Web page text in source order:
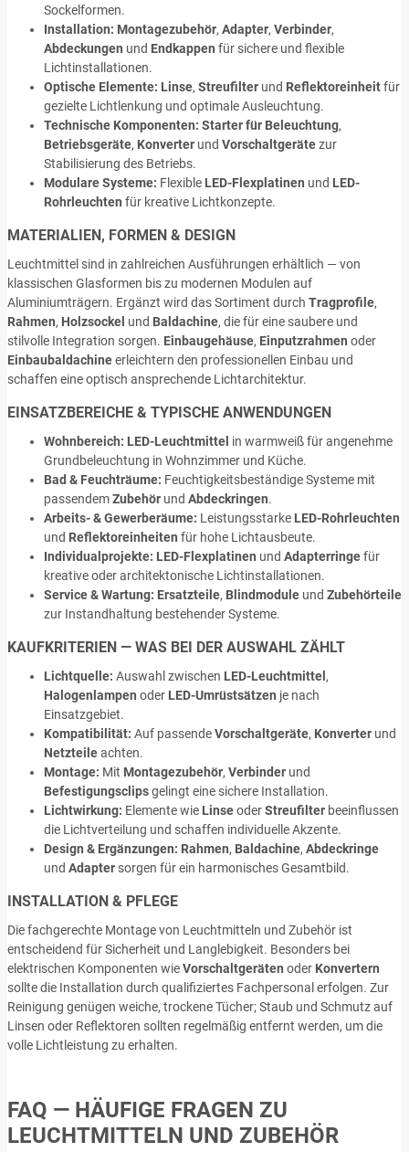
Sockelformen.
Installation: Montagezubehör, Adapter, Verbinder,
Abdeckungen und Endkappen für sichere und flexible
Lichtinstallationen.
Optische Elemente: Linse, Streufilter und Reflektoreinheitfür
gezielte Lichtlenkung und optimale Ausleuchtung.
Technische Komponenten: Starter für Beleuchtung,
Betriebsgeräte, Konverter und Vorschaltgerätezur
Stabilisierung des Betriebs.
Modulare Systeme: Flexible LED-Flexplatinen und LED-
Rohrleuchten für kreative Lichtkonzepte.
MATERIALIEN, FORMEN & DESIGN
Leuchtmittel sind in zahlreichen Ausführungen erhältlich — von
klassischen Glasformen bis zu modernen Modulen auf
Aluminiumträgern. Ergänzt wird das Sortiment durch Tragprofile,
Rahmen, Holzsockel und Baldachine, die für eine saubere und
stilvolle Integration sorgen. Einbaugehäuse, Einputzrahmen oder
Einbaubaldachineerleichtern den professionellen Einbau und
schaffen eine optisch ansprechende Lichtarchitektur.
EINSATZBEREICHE & TYPISCHE ANWENDUNGEN
Wohnbereich: LED-Leuchtmittel in warmweiß für angenehme
Grundbeleuchtung in Wohnzimmer und Küche.
Bad & Feuchträume: Feuchtigkeitsbeständige Systeme mit
passendemZubehör und Abdeckringen.
Arbeits- & Gewerberäume: Leistungsstarke LED-Rohrleuchten
und Reflektoreinheiten für hohe Lichtausbeute.
Individualprojekte: LED-Flexplatinen und Adapterringefür
kreative oder architektonische Lichtinstallationen.
Service & Wartung: Ersatzteile, Blindmodule und Zubehörteile
zur Instandhaltung bestehender Systeme.
KAUFKRITERIEN — WAS BEI DER AUSWAHL ZÄHLT
Lichtquelle: Auswahl zwischen LED-Leuchtmittel,
Halogenlampen oder LED-Umrüstsätzen je nach
Einsatzgebiet.
Kompatibilität: Auf passendeVorschaltgeräte, Konverter und
Netzteileachten.
Montage: Mit Montagezubehör, Verbinder und
Befestigungsclipsgelingt eine sichere Installation.
Lichtwirkung: Elemente wie LinseoderStreufilter beeinflussen
die Lichtverteilung und schaffen individuelle Akzente.
Design & Ergänzungen: Rahmen, Baldachine, Abdeckringe
und Adapter sorgen für ein harmonisches Gesamtbild.
INSTALLATION & PFLEGE
Die fachgerechte Montage von Leuchtmitteln und Zubehör ist
entscheidend für Sicherheit und Langlebigkeit. Besonders bei
elektrischen Komponenten wieVorschaltgeräten oder Konvertern
sollte die Installation durch qualifiziertes Fachpersonal erfolgen. Zur
Reinigung genügen weiche, trockene Tücher; Staub und Schmutz auf
Linsen oder Reflektoren sollten regelmäßig entfernt werden, um die
volle Lichtleistung zu erhalten.
FAQ — HÄUFIGE FRAGEN ZU
LEUCHTMITTELN UND ZUBEHÖR